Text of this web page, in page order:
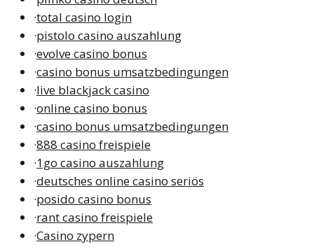
·total casino login
·pistolo casino auszahlung
·evolve casino bonus
·casino bonus umsatzbedingungen
·live blackjack casino
·online casino bonus
·casino bonus umsatzbedingungen
·888 casino freispiele
·1go casino auszahlung
·deutsches online casino seriös
·posido casino bonus
·rant casino freispiele
·Casino zypern